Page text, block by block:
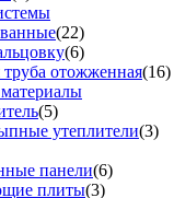
(22)
(6)
отожженная(16)
(5)
утеплители(3)
панели(6)
плиты(3)